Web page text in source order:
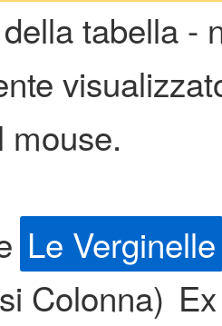
tabella -
mouse.
Le Verginelle
Colonna)